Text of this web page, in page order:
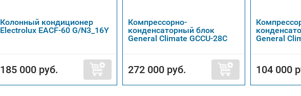
Колонный кондиционер
Electrolux EACF-60 G/N3_16Y
185 000 руб.
Компрессорно-
конденсаторный блок
General Climate GCCU-28C
272 000 руб.
General
104 000